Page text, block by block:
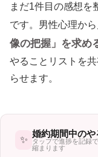
まだ1件目の感想を
です。男性心理から
像の把握」を求め
やることリストを
らせます。
✨
婚約期間中のや
タップで進捗を記録
縮まります